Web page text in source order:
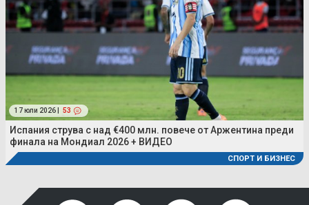
17 юли 2026 | 53
Испания струва с над €400 млн. повече от Аржентина преди
финала на Мондиал 2026 + ВИДЕО
СПОРТ И БИЗНЕС